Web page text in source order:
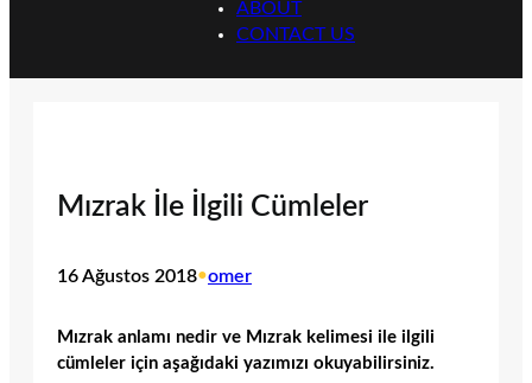
ABOUT
CONTACT US
Mızrak İle İlgili Cümleler
16 Ağustos 2018•omer
Mızrak anlamı nedir ve Mızrak kelimesi ile ilgili
cümleler için aşağıdaki yazımızı okuyabilirsiniz.